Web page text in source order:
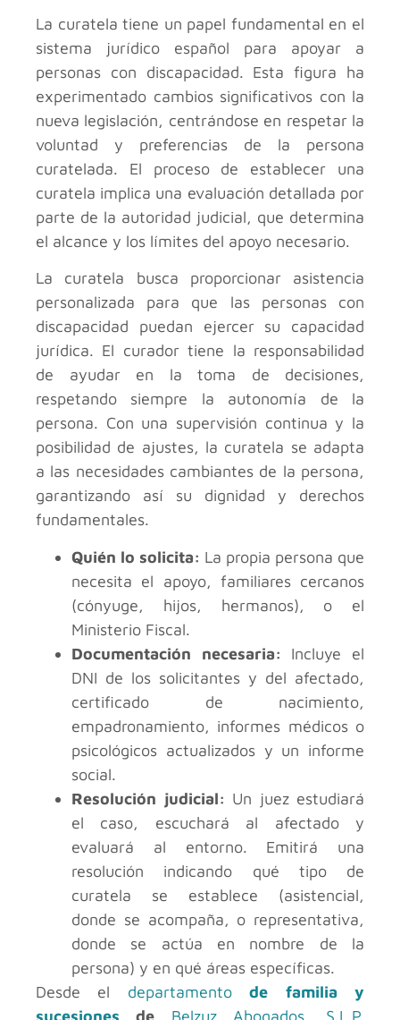
La curatela tiene un papel fundamental en el
sistema jurídico español para apoyar a
personas con discapacidad. Esta figura ha
experimentado cambios significativos con la
nueva legislación, centrándose en respetar la
voluntad y preferencias de la persona
curatelada. El proceso de establecer una
curatela implica una evaluación detallada por
parte de la autoridad judicial, que determina
el alcance y los límites del apoyo necesario.
La curatela busca proporcionar asistencia
personalizada para que las personas con
discapacidad puedan ejercer su capacidad
jurídica. El curador tiene la responsabilidad
de ayudar en la toma de decisiones,
respetando siempre la autonomía de la
persona. Con una supervisión continua y la
posibilidad de ajustes, la curatela se adapta
a las necesidades cambiantes de la persona,
garantizando así su dignidad y derechos
fundamentales.
Quién lo solicita: La propia persona que
necesita el apoyo, familiares cercanos
(cónyuge, hijos, hermanos), o el
Ministerio Fiscal.
Documentación necesaria: Incluye el
DNI de los solicitantes y del afectado,
certificado de nacimiento,
empadronamiento, informes médicos o
psicológicos actualizados y un informe
social.
Resolución judicial: Un juez estudiará
el caso, escuchará al afectado y
evaluará al entorno. Emitirá una
resolución indicando qué tipo de
curatela se establece (asistencial,
donde se acompaña, o representativa,
donde se actúa en nombre de la
persona) y en qué áreas específicas.
Desde el departamentode familia y
sucesiones de Belzuz Abogados, S.L.P.